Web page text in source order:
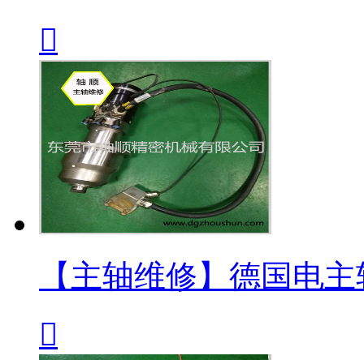

【主轴维修】德国电
